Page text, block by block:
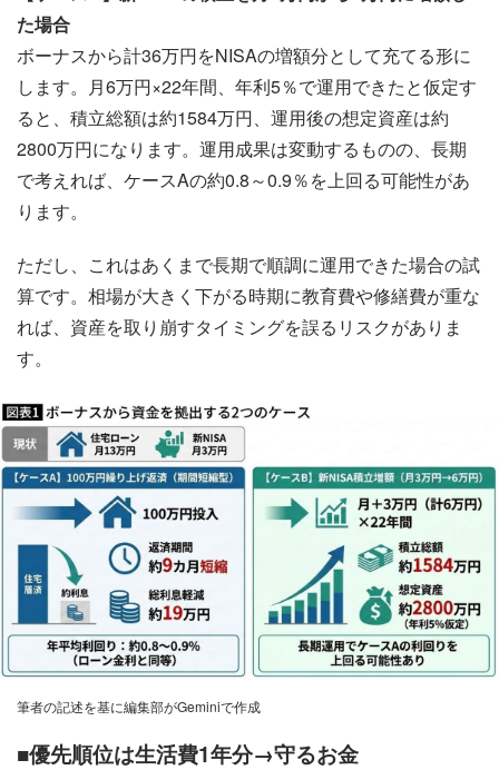
た場合
ボーナスから計36万円をNISAの増額分として充てる形に
します。月6万円×22年間、年利5％で運用できたと仮定す
ると、積立総額は約1584万円、運用後の想定資産は約
2800万円になります。運用成果は変動するものの、長期
で考えれば、ケースAの約0.8～0.9％を上回る可能性があ
ります。
ただし、これはあくまで長期で順調に運用できた場合の試
算です。相場が大きく下がる時期に教育費や修繕費が重な
れば、資産を取り崩すタイミングを誤るリスクがありま
す。
筆者の記述を基に編集部がGeminiで作成
■優先順位は生活費1年分→守るお金